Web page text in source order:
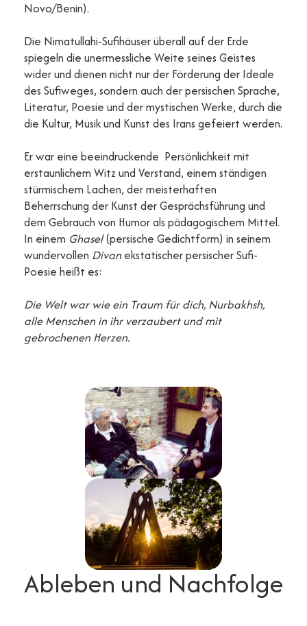
Novo/Benin).
Die Nimatullahi-Sufihäuser überall auf der Erde
spiegeln die unermessliche Weite seines Geistes
wider und dienen nicht nur der Förderung der Ideale
des Sufiweges, sondern auch der persischen Sprache,
Literatur, Poesie und der mystischen Werke, durch die
die Kultur, Musik und Kunst des Irans gefeiert werden.
Er war eine beeindruckende Persönlichkeit mit
erstaunlichem Witz und Verstand, einem ständigen
stürmischem Lachen, der meisterhaften
Beherrschung der Kunst der Gesprächsführung und
dem Gebrauch von Humor als pädagogischem Mittel.
In einem Ghasel(persische Gedichtform) in seinem
wundervollen Divanekstatischer persischer Sufi-
Poesie heißt es:
Die Welt war wie ein Traum für dich, Nurbakhsh,
alle Menschen in ihr verzaubert und mit
gebrochenen Herzen.
Ableben und Nachfolge